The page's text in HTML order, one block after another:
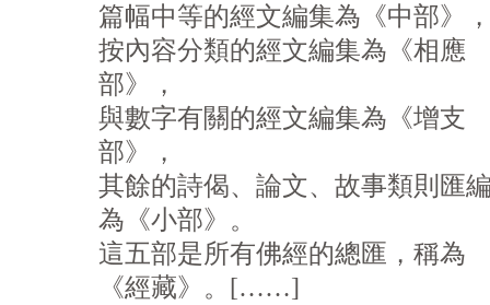
篇幅中等的經文編集為《中部》
按內容分類的經文編集為《相應
部》，
與數字有關的經文編集為《增支
部》，
其餘的詩偈、論文、故事類則匯
為《小部》。
這五部是所有佛經的總匯，稱為
《經藏》。[……]